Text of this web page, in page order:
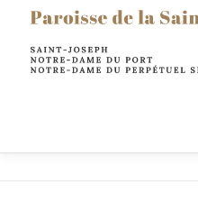
principal